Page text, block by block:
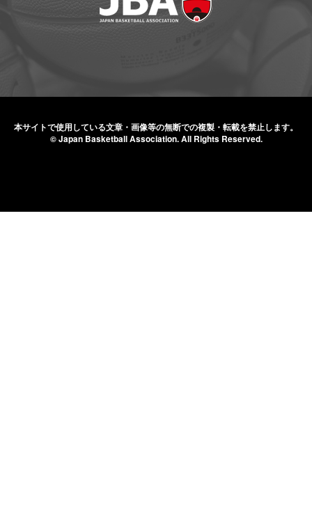
本サイトで使用している文章・画像等の無断での複製・転載を禁止します。
© Japan Basketball Association.All Rights Reserved.